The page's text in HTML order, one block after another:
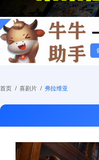
首页 / 喜剧片 / 弗拉维亚